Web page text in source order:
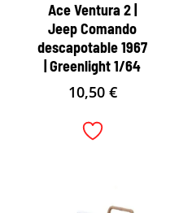
Ace Ventura 2 |
Jeep Comando
descapotable 1967
| Greenlight 1/64
10,50 €